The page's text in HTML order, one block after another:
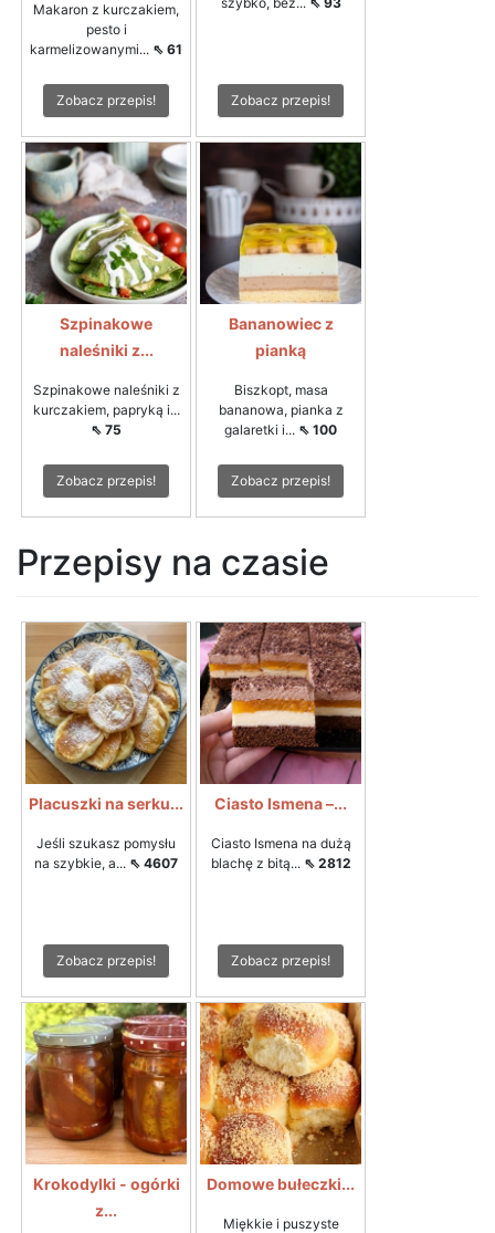
Makaron z kurczakiem,
pesto i
karmelizowanymi... ⇖ 61
Zobacz przepis! Zobacz przepis!
Szpinakowe
naleśniki z...
Szpinakowe naleśniki z
kurczakiem, papryką i...
⇖ 75
Zobacz przepis!
Bananowiec z
pianką
Biszkopt, masa
bananowa, pianka z
galaretki i... ⇖ 100
Zobacz przepis!
Przepisy na czasie
Placuszki na serku...
Jeśli szukasz pomysłu
na szybkie, a... ⇖ 4607
Zobacz przepis!
Ciasto Ismena –...
Ciasto Ismena na dużą
blachę z bitą... ⇖ 2812
Zobacz przepis!
Krokodylki - ogórki
z...
Domowe bułeczki...
Miękkie i puszyste